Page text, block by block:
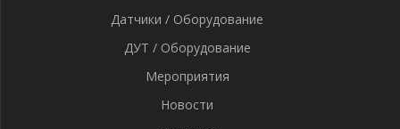
Датчики / Оборудование
ДУТ / Оборудование
Мероприятия
Новости